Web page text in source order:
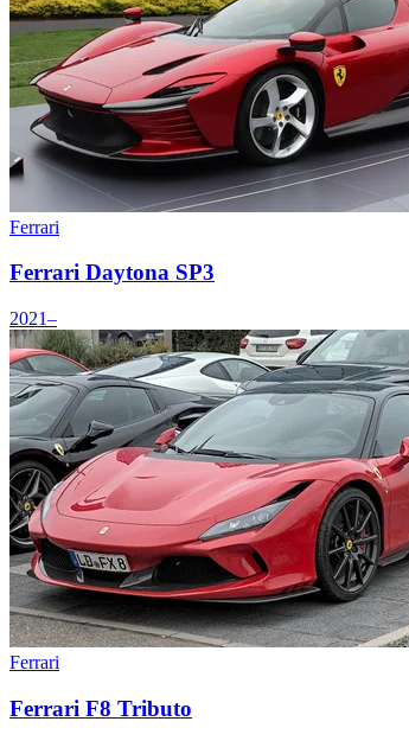
Ferrari
Ferrari Daytona SP3
2021–
Ferrari
Ferrari F8 Tributo